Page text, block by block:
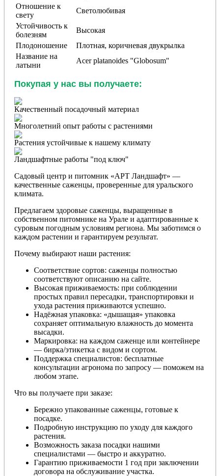
Отношение к
свету
Светолюбивая
Устойчивость к
болезням
Высокая
Плодоношение
Плотная, коричневая двукрылка
Название на
латыни
Acer platanoides "Globosum"
Покупая у нас вы получаете:
Качественный посадочный материал
Многолетний опыт работы с растениями
Растения устойчивые к нашему климату
Ландшафтные работы "под ключ"
Садовый центр и питомник «АРТ Ландшафт» —
качественные саженцы, проверенные для уральского
климата.
Предлагаем здоровые саженцы, выращенные в
собственном питомнике на Урале и адаптированные к
суровым погодным условиям региона. Мы заботимся о
каждом растении и гарантируем результат.
Почему выбирают наши растения:
Соответствие сортов: саженцы полностью
соответствуют описанию на сайте.
Высокая приживаемость: при соблюдении
простых правил пересадки, транспортировки и
ухода растения приживаются успешно.
Надёжная упаковка: «дышащая» упаковка
сохраняет оптимальную влажность до момента
высадки.
Маркировка: на каждом саженце или контейнере
— бирка/этикетка с видом и сортом.
Поддержка специалистов: бесплатные
консультации агронома по запросу — поможем на
любом этапе.
Что вы получаете при заказе:
Бережно упакованные саженцы, готовые к
посадке.
Подробную инструкцию по уходу для каждого
растения.
Возможность заказа посадки нашими
специалистами — быстро и аккуратно.
Гарантию приживаемости 1 год при заключении
договора на обслуживание участка.